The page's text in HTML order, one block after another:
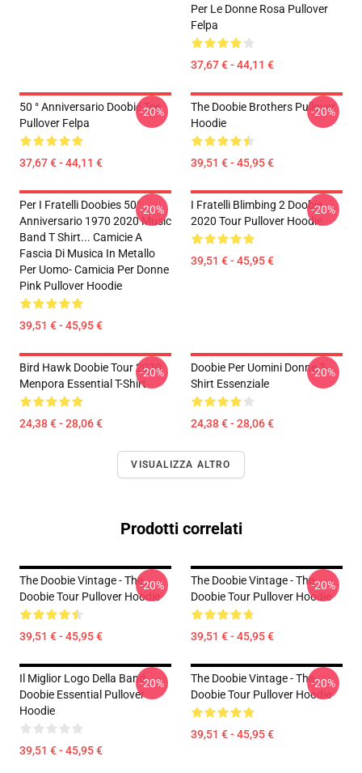
Per Le Donne Rosa Pullover
Felpa
37,67 € - 44,11 €
50 ° Anniversario Doobie Tee
Pullover Felpa
37,67 € - 44,11 €
-20%
The Doobie Brothers Pullover
Hoodie
39,51 € - 45,95 €
-20%
Per I Fratelli Doobies 50°
Anniversario 1970 2020 Music
Band T Shirt... Camicie A
Fascia Di Musica In Metallo
Per Uomo- Camicia Per Donne
Pink Pullover Hoodie
39,51 € - 45,95 €
-20%
I Fratelli Blimbing 2 Doobie
2020 Tour Pullover Hoodie
39,51 € - 45,95 €
-20%
Bird Hawk Doobie Tour 2020
Menpora Essential T-Shirt
24,38 € - 28,06 €
-20%
Doobie Per Uomini Donne T-
Shirt Essenziale
24,38 € - 28,06 €
-20%
VISUALIZZA ALTRO
Prodotti correlati
The Doobie Vintage - The
Doobie Tour Pullover Hoodie
39,51 € - 45,95 €
-20%
The Doobie Vintage - The
Doobie Tour Pullover Hoodie
39,51 € - 45,95 €
-20%
Il Miglior Logo Della Band
Doobie Essential Pullover
Hoodie
39,51 € - 45,95 €
-20%
The Doobie Vintage - The
Doobie Tour Pullover Hoodie
39,51 € - 45,95 €
-20%